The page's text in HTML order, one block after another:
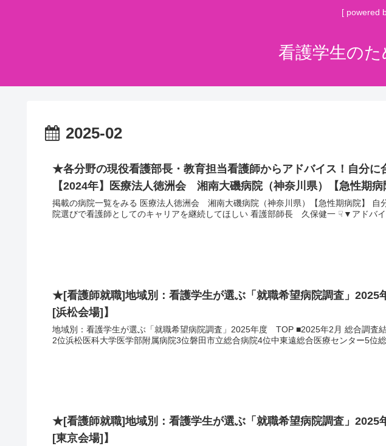
[ powered
看護学生の
2025-02
★各分野の現役看護部長・教育担当看護師からアドバイス！自分に
【2024年】医療法人徳洲会 湘南大磯病院（神奈川県）【急性期病
掲載の病院一覧をみる 医療法人徳洲会 湘南大磯病院（神奈川県）【急性期病院】 自分の価値観に沿った看護を築ける病
院選びで看護師としてのキャリアを継続してほしい 看護部
★[看護師就職]地域別：看護学生が選ぶ「就職希望病院調査」
[浜松会場]】
地域別：看護学生が選ぶ「就職希望病院調査」2025年度 TOP ■2025年2月 総合調査結果 順位病院名1位浜松医療センター
2位浜松医科大学医学部附属病院3位磐田市立総合病院4位中東遠総合医療センター5位総
★[看護師就職]地域別：看護学生が選ぶ「就職希望病院調査」
[東京会場]】